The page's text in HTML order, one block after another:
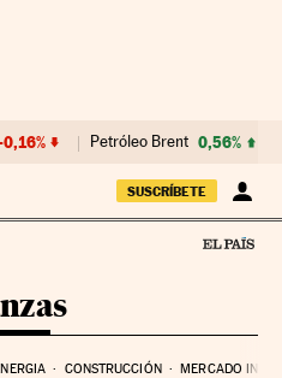
Petróleo Brent 0,56%
SUSCRÍBETE
CONSTRUCCIÓN MERCADO